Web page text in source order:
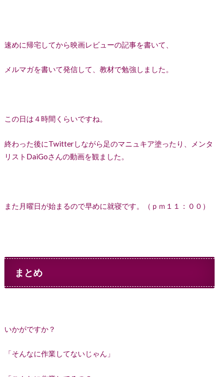
速めに帰宅してから映画レビューの記事を書いて、
メルマガを書いて発信して、教材で勉強しました。
この日は４時間くらいですね。
終わった後にTwitterしながら足のマニュキア塗ったり、メンタ
リストDaiGoさんの動画を観ました。
また月曜日が始まるので早めに就寝です。（ｐｍ１１：００）
まとめ
いかがですか？
「そんなに作業してないじゃん」